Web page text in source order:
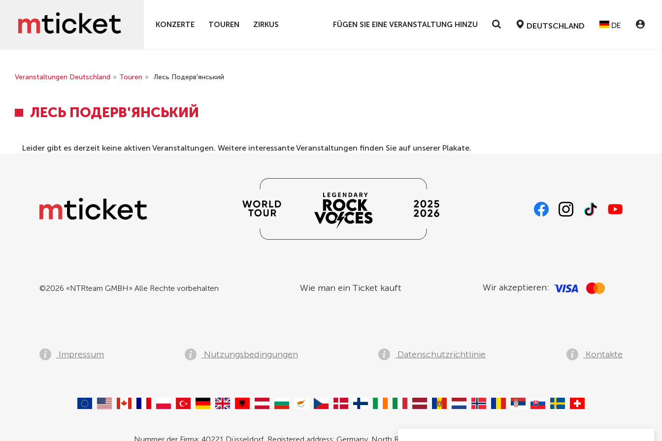
KONZERTE TOUREN ZIRKUS FÜGEN SIE EINE VERANSTALTUNG HINZU DEUTSCHLAND DE
Veranstaltungen Deutschland » Touren » Лесь Подерв'янський
ЛЕСЬ ПОДЕРВ'ЯНСЬКИЙ
Leider gibt es derzeit keine aktiven Veranstaltungen. Weitere interessante Veranstaltungen finden Sie auf unserer Plakate.
©2026 «NTRteam GMBH» Alle Rechte vorbehalten Wie man ein Ticket kauft Wir akzeptieren:
Impressum Nutzungsbedingungen Datenschutzrichtlinie Kontakte